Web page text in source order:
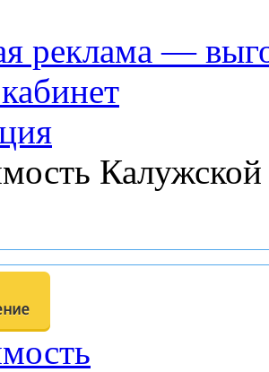
реклама —
Калужской